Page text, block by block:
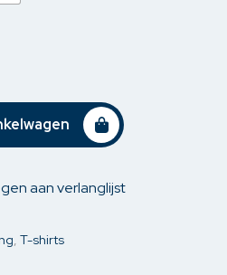
aan verlanglijst
, T-shirts